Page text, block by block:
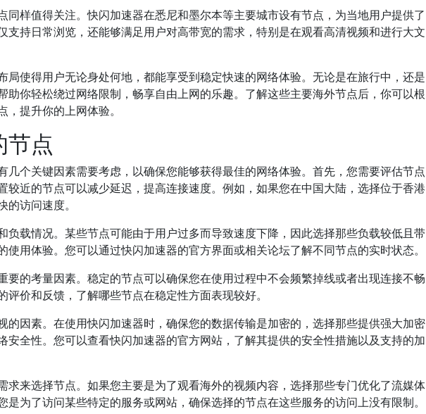
同样值得关注。快闪加速器在悉尼和墨尔本等主要城市设有节点，为当地用户提供了
支持日常浏览，还能够满足用户对高带宽的需求，特别是在观看高清视频和进行大文
局使得用户无论身处何地，都能享受到稳定快速的网络体验。无论是在旅行中，还是
助你轻松绕过网络限制，畅享自由上网的乐趣。了解这些主要海外节点后，你可以根
提升你的上网体验。
节点
几个关键因素需要考虑，以确保您能够获得最佳的网络体验。首先，您需要评估节点
较近的节点可以减少延迟，提高连接速度。例如，如果您在中国大陆，选择位于香港
访问速度。
负载情况。某些节点可能由于用户过多而导致速度下降，因此选择那些负载较低且带
使用体验。您可以通过快闪加速器的官方界面或相关论坛了解不同节点的实时状态。
要的考量因素。稳定的节点可以确保您在使用过程中不会频繁掉线或者出现连接不畅
价和反馈，了解哪些节点在稳定性方面表现较好。
的因素。在使用快闪加速器时，确保您的数据传输是加密的，选择那些提供强大加密
安全性。您可以查看快闪加速器的官方网站，了解其提供的安全性措施以及支持的加
求来选择节点。如果您主要是为了观看海外的视频内容，选择那些专门优化了流媒体
是为了访问某些特定的服务或网站，确保选择的节点在这些服务的访问上没有限制。